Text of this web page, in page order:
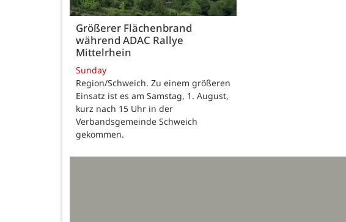
Größerer Flächenbrand
während ADAC Rallye
Mittelrhein
Sunday
Region/Schweich. Zu einem größeren
Einsatz ist es am Samstag, 1. August,
kurz nach 15 Uhr in der
Verbandsgemeinde Schweich
gekommen.